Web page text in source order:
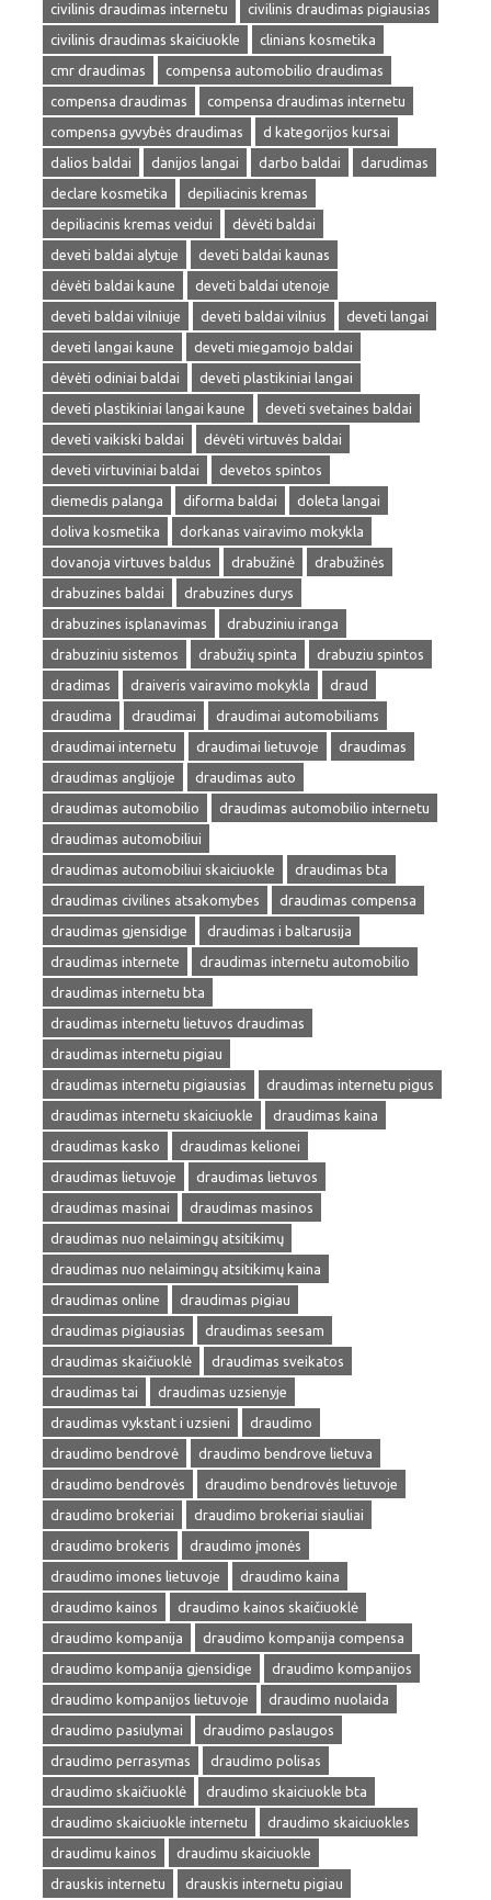
civilinis draudimas internetu
civilinis draudimas pigiausias
civilinis draudimas skaiciuokle
clinians kosmetika
cmr draudimas
compensa automobilio draudimas
compensa draudimas
compensa draudimas internetu
compensa gyvybės draudimas
d kategorijos kursai
dalios baldai
danijos langai darbo baldai
darudimas
declare kosmetika
depiliacinis kremas
depiliacinis kremas veidui
dėvėti baldai
deveti baldai alytuje
deveti baldai kaunas
dėvėti baldai kaune
deveti baldai utenoje
deveti baldai vilniuje
deveti baldai vilnius
deveti langai
deveti langai kaune
deveti miegamojo baldai
dėvėti odiniai baldai
deveti plastikiniai langai
deveti plastikiniai langai kaune
deveti svetaines baldai
deveti vaikiski baldai
dėvėti virtuvės baldai
deveti virtuviniai baldai
devetos spintos
diemedis palanga
diforma baldai
doleta langai
doliva kosmetika
dorkanas vairavimo mokykla
dovanoja virtuves baldus
drabužinė
drabužinės
drabuzines baldai
drabuzines durys
drabuzines isplanavimas
drabuziniu iranga
drabuziniu sistemos
drabužių spinta
drabuziu spintos
dradimas
draiveris vairavimo mokykla
draud
draudima
draudimai
draudimai automobiliams
draudimai internetu
draudimai lietuvoje
draudimas
draudimas anglijoje
draudimas auto
draudimas automobilio
draudimas automobilio internetu
draudimas automobiliui
draudimas automobiliui skaiciuokle
draudimas bta
draudimas civilines atsakomybes
draudimas compensa
draudimas gjensidige
draudimas i baltarusija
draudimas internete
draudimas internetu automobilio
draudimas internetu bta
draudimas internetu lietuvos draudimas
draudimas internetu pigiau
draudimas internetu pigiausias
draudimas internetu pigus
draudimas internetu skaiciuokle
draudimas kaina
draudimas kasko
draudimas kelionei
draudimas lietuvoje
draudimas lietuvos
draudimas masinai
draudimas masinos
draudimas nuo nelaimingų atsitikimų
draudimas nuo nelaimingų atsitikimų kaina
draudimas online
draudimas pigiau
draudimas pigiausias
draudimas seesam
draudimas skaičiuoklė
draudimas sveikatos
draudimas tai
draudimas uzsienyje
draudimas vykstant i uzsieni
draudimo
draudimo bendrovė
draudimo bendrove lietuva
draudimo bendrovės
draudimo bendrovės lietuvoje
draudimo brokeriai
draudimo brokeriai siauliai
draudimo brokeris
draudimo įmonės
draudimo imones lietuvoje
draudimo kaina
draudimo kainos
draudimo kainos skaičiuoklė
draudimo kompanija
draudimo kompanija compensa
draudimo kompanija gjensidige
draudimo kompanijos
draudimo kompanijos lietuvoje
draudimo nuolaida
draudimo pasiulymai
draudimo paslaugos
draudimo perrasymas
draudimo polisas
draudimo skaičiuoklė
draudimo skaiciuokle bta
draudimo skaiciuokle internetu
draudimo skaiciuokles
draudimu kainos
draudimu skaiciuokle
drauskis internetu
drauskis internetu pigiau